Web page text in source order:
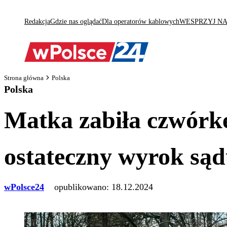
RedakcjaGdzie nas oglądaćDla operatorów kablowychWESPRZYJ
Strona główna Polska
Polska
Matka zabiła
ostateczny wyrok
wPolsce24 opublikowano: 18.12.2024